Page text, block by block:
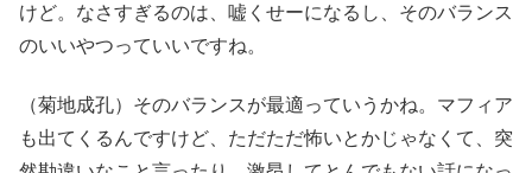
けど。なさすぎるのは、嘘くせーになるし、そのバランス
のいいやつっていいですね。
（菊地成孔）そのバランスが最適っていうかね。マフィア
も出てくるんですけど、ただただ怖いとかじゃなくて、突